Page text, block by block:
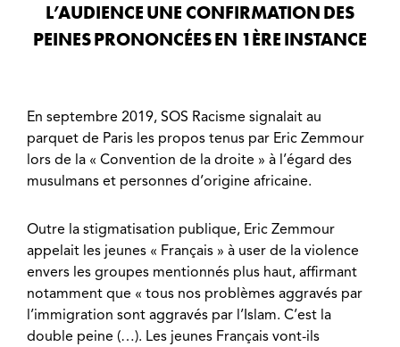
L’AUDIENCE UNE CONFIRMATION DES
PEINES PRONONCÉES EN 1ÈRE INSTANCE
En septembre 2019, SOS Racisme signalait au
parquet de Paris les propos tenus par Eric Zemmour
lors de la « Convention de la droite » à l’égard des
musulmans et personnes d’origine africaine.
Outre la stigmatisation publique, Eric Zemmour
appelait les jeunes « Français » à user de la violence
envers les groupes mentionnés plus haut, affirmant
notamment que « tous nos problèmes aggravés par
l’immigration sont aggravés par l’Islam. C’est la
double peine (…). Les jeunes Français vont-ils